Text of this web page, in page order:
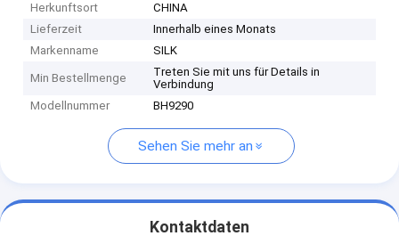
Herkunftsort
CHINA
Lieferzeit
Innerhalb eines Monats
Markenname
SILK
Min Bestellmenge
Treten Sie mit uns für Details in
Verbindung
Modellnummer
BH9290
Sehen Sie mehr an
Kontaktdaten